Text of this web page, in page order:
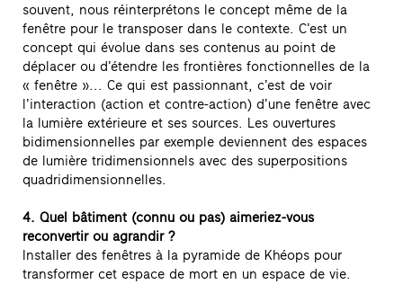
souvent, nous réinterprétons le concept même de la
fenêtre pour le transposer dans le contexte. C’est un
concept qui évolue dans ses contenus au point de
déplacer ou d’étendre les frontières fonctionnelles de la
« fenêtre »... Ce qui est passionnant, c’est de voir
l’interaction (action et contre-action) d’une fenêtre avec
la lumière extérieure et ses sources. Les ouvertures
bidimensionnelles par exemple deviennent des espaces
de lumière tridimensionnels avec des superpositions
quadridimensionnelles.
4. Quel bâtiment (connu ou pas) aimeriez-vous
reconvertir ou agrandir ?
Installer des fenêtres à la pyramide de Khéops pour
transformer cet espace de mort en un espace de vie.